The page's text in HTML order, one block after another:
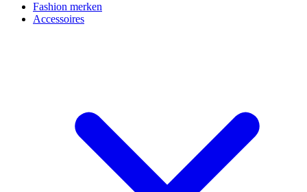
Fashion merken
Accessoires